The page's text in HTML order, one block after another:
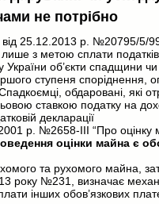
не потрібно
від 25.12.2013 р. №20795/5/
з метою сплати
України об’єкти спадщини
ступеня споріднення,
обдаровані, які
ставкою податку на
декларації
р. №2658-III “Про
оцінки майна є
та рухомого майна,
року №231, визначає
інших обов’язкових